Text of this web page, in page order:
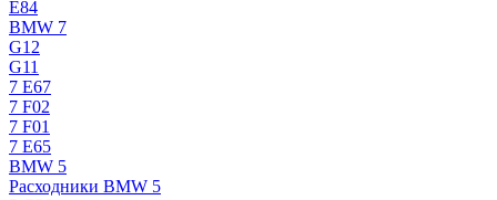
E84
BMW 7
G12
G11
7 Е67
7 F02
7 F01
7 E65
BMW 5
Расходники BMW 5